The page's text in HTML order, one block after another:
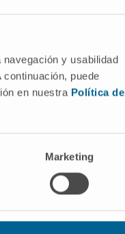
y usabilidad
puede
en nuestra Política de
Marketing
vaginal?